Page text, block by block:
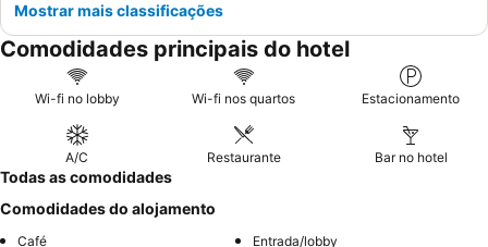
Mostrar mais classificações
Comodidades principais do hotel
Wi-fi no lobby Wi-fi nos quartos Estacionamento
A/C Restaurante Bar no hotel
Todas as comodidades
Comodidades do alojamento
Café Entrada/lobby